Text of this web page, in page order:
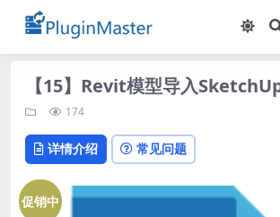
【15】Revit模型导入
174
详情介绍 常见问题
促销中